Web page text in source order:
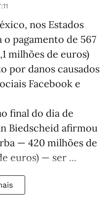
nos Estados
pagamento de 567
milhões de euros)
por danos causados
Facebook e
final do dia de
Biedscheid afirmou
— 420 milhões de
euros) — ser ...